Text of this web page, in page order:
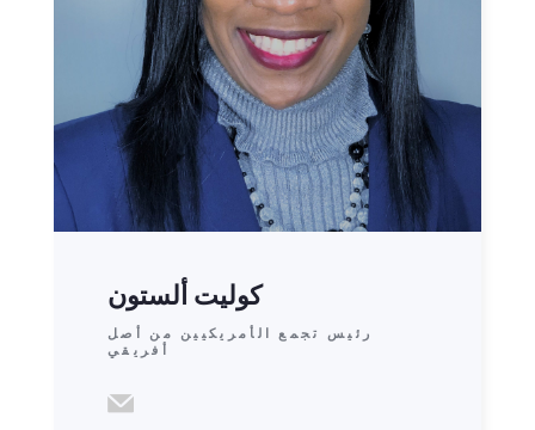
الصفحة الرئيسية
كوليت ألستون
رئيس تجمع الأمريكيين من أصل
أفريقي